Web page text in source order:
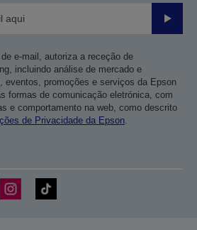
Enviar
e-mail, autoriza a receção de
incluindo análise de mercado e
eventos, promoções e serviços da Epson
formas de comunicação eletrónica, com
e comportamento na web, como descrito
de Privacidade da Epson.